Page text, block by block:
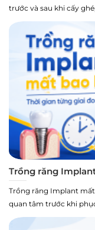
trước và sau khi cấy
Trồng răng
Trồng răng Implant
quan tâm trước khi